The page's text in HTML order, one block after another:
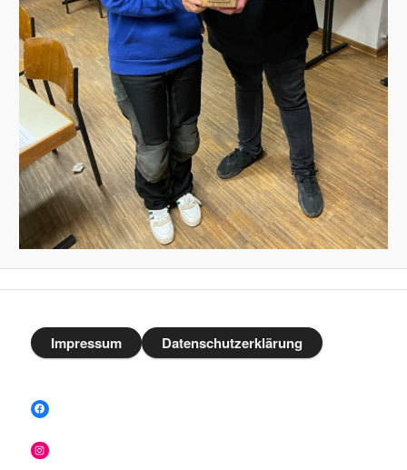
Impressum Datenschutzerklärung
Facebook
Instagram